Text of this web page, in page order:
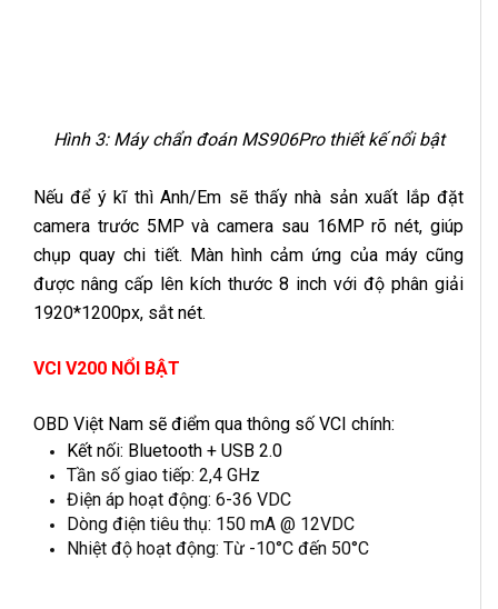
Hình 3: Máy chẩn đoán MS906Prothiết kế nổi bật
Nếu để ý kĩ thì Anh/Em sẽ thấy nhà sản xuất lắp đặt
camera trước 5MP và camera sau 16MP rõ nét, giúp
chụp quay chi tiết. Màn hình cảm ứng của máy cũng
được nâng cấp lên kích thước 8 inch với độ phân giải
1920*1200px, sắt nét.
VCI V200 NỔI BẬT
OBD Việt Nam sẽ điểm qua thông số VCI chính:
Kết nối: Bluetooth + USB 2.0
Tần số giao tiếp: 2,4 GHz
Điện áp hoạt động: 6-36 VDC
Dòng điện tiêu thụ: 150 mA @ 12VDC
Nhiệt độ hoạt động: Từ -10°C đến 50°C